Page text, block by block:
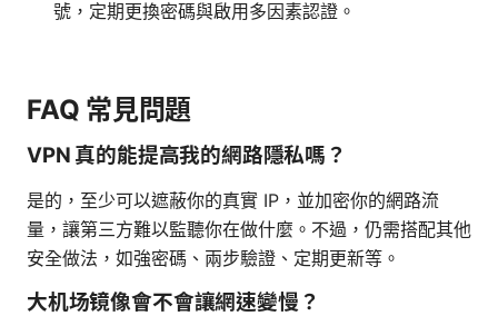
號，定期更換密碼與啟用多因素認證。
FAQ 常見問題
VPN 真的能提高我的網路隱私嗎？
是的，至少可以遮蔽你的真實 IP，並加密你的網路流
量，讓第三方難以監聽你在做什麼。不過，仍需搭配其他
安全做法，如強密碼、兩步驗證、定期更新等。
大机场镜像會不會讓網速變慢？